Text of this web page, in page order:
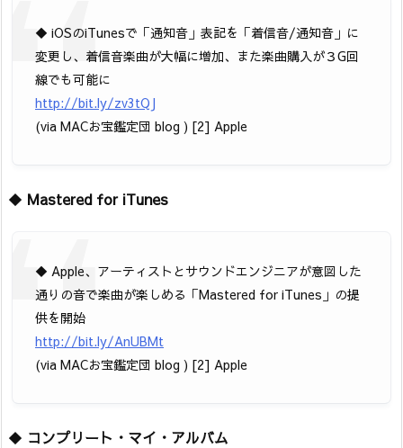
◆ iOSのiTunesで「通知音」表記を「着信音/通知音」に
変更し、着信音楽曲が大幅に増加、また楽曲購入が３G回
線でも可能に
http://bit.ly/zv3tQJ
(via MACお宝鑑定団 blog ) [2] Apple
◆ Mastered for iTunes
◆ Apple、アーティストとサウンドエンジニアが意図した
通りの音で楽曲が楽しめる「Mastered for iTunes」の提
供を開始
http://bit.ly/AnUBMt
(via MACお宝鑑定団 blog ) [2] Apple
◆ コンプリート・マイ・アルバム